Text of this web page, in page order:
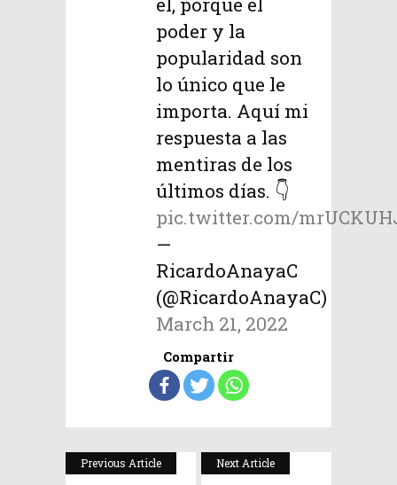
poder y la
popularidad son
lo único que le
importa. Aquí mi
respuesta a las
mentiras de los
últimos días. 👇
pic.twitter.com/
—
RicardoAnayaC
(@RicardoAnayaC)
March 21, 2022
Compartir
Previous Article Next Article